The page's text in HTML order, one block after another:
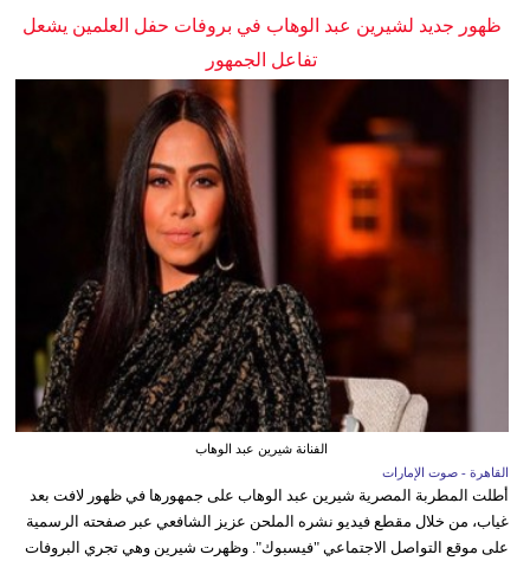
ظهور جديد لشيرين عبد الوهاب في بروفات حفل العلمين يشعل
تفاعل الجمهور
الفنانة شيرين عبد الوهاب
القاهرة - صوت الإمارات
أطلت المطربة المصرية شيرين عبد الوهاب على جمهورها في ظهور لافت بعد
غياب، من خلال مقطع فيديو نشره الملحن عزيز الشافعي عبر صفحته الرسمية
على موقع التواصل الاجتماعي "فيسبوك". وظهرت شيرين وهي تجري البروفات